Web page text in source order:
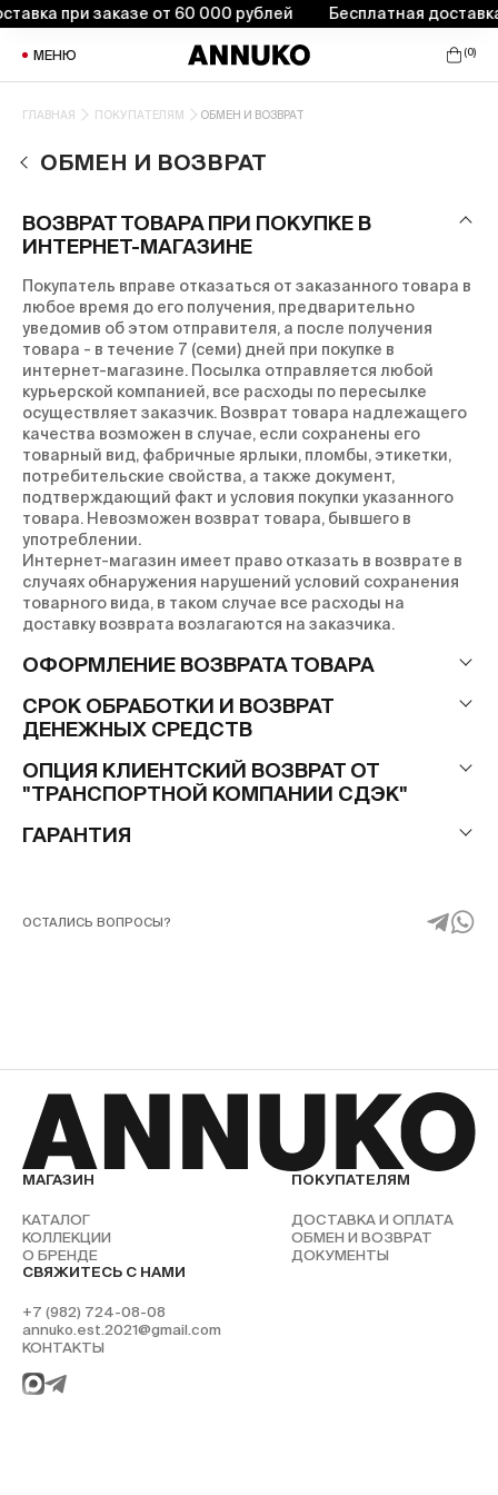
при заказе от 60 000 рублей Бесплатная
МЕНЮ (0)
ГЛАВНАЯ ПОКУПАТЕЛЯМ ОБМЕН И ВОЗВРАТ
ОБМЕН И ВОЗВРАТ
ВОЗВРАТ ТОВАРА ПРИ ПОКУПКЕ В
ИНТЕРНЕТ-МАГАЗИНЕ
Покупатель вправе отказаться от заказанного товара в
любое время до его получения, предварительно
уведомив об этом отправителя, а после получения
товара - в течение 7 (семи) дней при покупке в
интернет-магазине. Посылка отправляется любой
курьерской компанией, все расходы по пересылке
осуществляет заказчик. Возврат товара надлежащего
качества возможен в случае, если сохранены его
товарный вид, фабричные ярлыки, пломбы, этикетки,
потребительские свойства, а также документ,
подтверждающий факт и условия покупки указанного
товара. Невозможен возврат товара, бывшего в
употреблении.
Интернет-магазин имеет право отказать в возврате в
случаях обнаружения нарушений условий сохранения
товарного вида, в таком случае все расходы на
доставку возврата возлагаются на заказчика.
ОФОРМЛЕНИЕ ВОЗВРАТА ТОВАРА
СРОК ОБРАБОТКИ И ВОЗВРАТ
ДЕНЕЖНЫХ СРЕДСТВ
ОПЦИЯ КЛИЕНТСКИЙ ВОЗВРАТ ОТ
"ТРАНСПОРТНОЙ КОМПАНИИ СДЭК"
ГАРАНТИЯ
ОСТАЛИСЬ ВОПРОСЫ?
МАГАЗИН
КАТАЛОГ
КОЛЛЕКЦИИ
О БРЕНДЕ
ПОКУПАТЕЛЯМ
ДОСТАВКА И ОПЛАТА
ОБМЕН И ВОЗВРАТ
ДОКУМЕНТЫ
СВЯЖИТЕСЬ С НАМИ
+7 (982) 724-08-08
annuko.est.2021@gmail.com
КОНТАКТЫ